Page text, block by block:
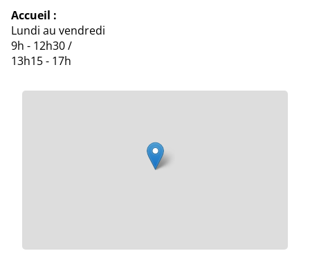
Accueil :
Lundi au vendredi
9h - 12h30 /
13h15 - 17h